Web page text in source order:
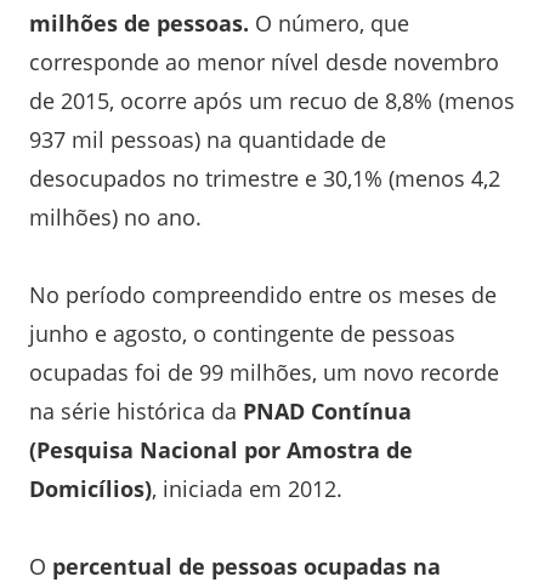
milhões de pessoas. O número, que
corresponde ao menor nível desde novembro
de 2015, ocorre após um recuo de 8,8% (menos
937 mil pessoas) na quantidade de
desocupados no trimestre e 30,1% (menos 4,2
milhões) no ano.
No período compreendido entre os meses de
junho e agosto, o contingente de pessoas
ocupadas foi de 99 milhões, um novo recorde
na série histórica da PNAD Contínua
(Pesquisa Nacional por Amostra de
Domicílios), iniciada em 2012.
O percentual de pessoas ocupadas na